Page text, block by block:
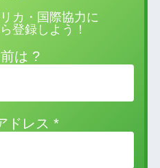
カ・国際協力に
登録しよう！
は ?
ドレス *